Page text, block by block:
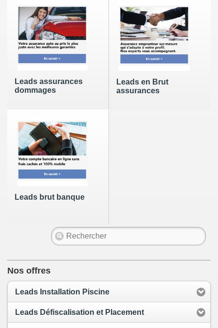
Leads assurances
dommages
Leads en Brut
assurances
Leads brut banque
Nos offres
Leads Installation Piscine
Leads Défiscalisation et Placement